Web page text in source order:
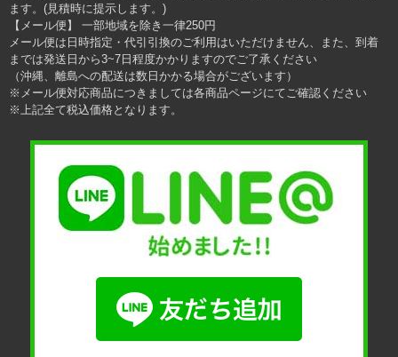
ます。(見積時に提示します。)
【メール便】 一部地域を除き一律250円
メール便は日時指定・代引引換のご利用はいただけません、また、到着
までは発送日から3~7日程度かかりますのでご了承ください
（沖縄、離島への配送は数日かかる場合がございます）
※メール便対応商品につきましては各商品ページにてご確認ください
※上記全て税込価格となります。